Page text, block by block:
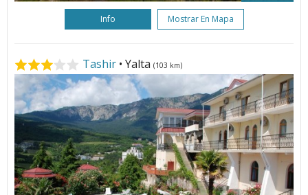
Info Mostrar En Mapa
Tashir • Yalta (103 km)